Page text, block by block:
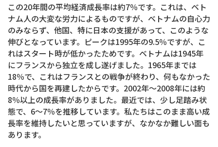
この20年間の平均経済成長率は約7％です。これは、ベト
ナム人の大変な労力によるものですが、ベトナムの自心力
のみならず、他国、特に日本の支援があって、このような
伸びとなっています。ピークは1995年の9.5％ですが、こ
れはスタート時が低かったためです。ベトナムは1945年
にフランスから独立を成し遂げました。1965年までは
18％で、これはフランスとの戦争が終わり、何もなかった
時代から国を再建したからです。2002年～2008年には約
8％以上の成長率がありました。最近では、少し足踏み状
態で、6～7％を推移しています。私たちはこのまま高い成
長率を維持したいと思っていますが、なかなか難しい面も
あります。